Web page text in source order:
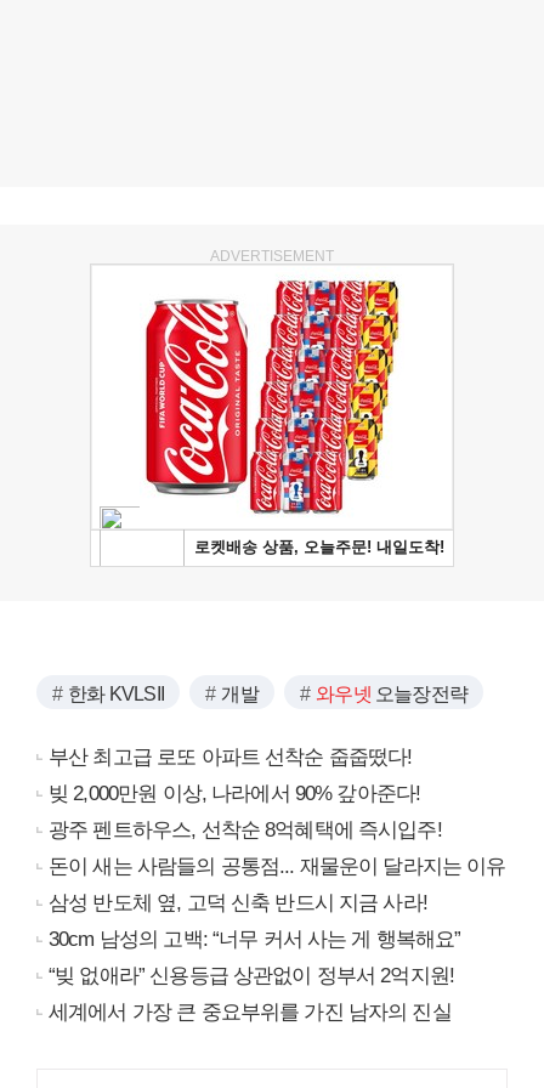
ADVERTISEMENT
한화 KVLSII 개발 와우넷 오늘장전략
부산 최고급 로또 아파트 선착순 줍줍떴다!
빚 2,000만원 이상, 나라에서 90% 갚아준다!
광주 펜트하우스, 선착순 8억혜택에 즉시입주!
돈이 새는 사람들의 공통점... 재물운이 달라지는 이유
삼성 반도체 옆, 고덕 신축 반드시 지금 사라!
30cm 남성의 고백: “너무 커서 사는 게 행복해요”
“빚 없애라” 신용등급 상관없이 정부서 2억지원!
세계에서 가장 큰 중요부위를 가진 남자의 진실